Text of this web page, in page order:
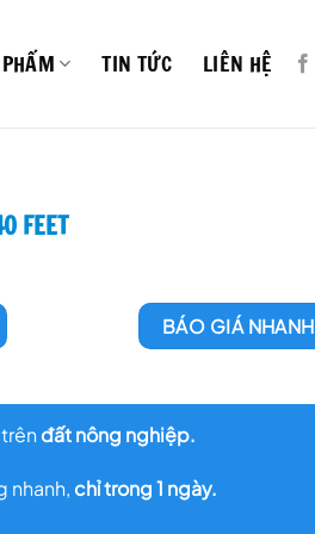
TIN TỨC LIÊN HỆ
FEET
BÁO GIÁ NHANH
đất nông nghiệp.
nhanh, chỉ trong 1 ngày.